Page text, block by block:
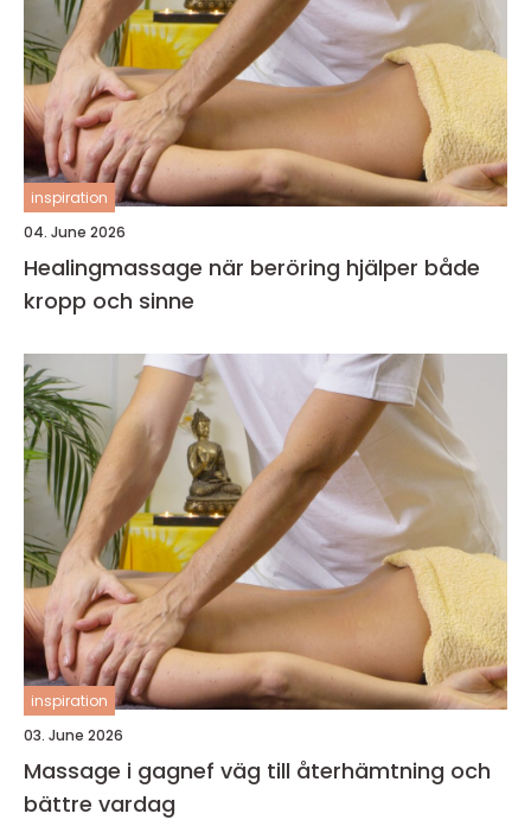
inspiration
04. June 2026
Healingmassage när beröring hjälper både
kropp och sinne
inspiration
03. June 2026
Massage i gagnef väg till återhämtning och
bättre vardag